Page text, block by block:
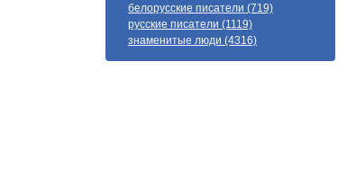
белорусские писатели (719)
русские писатели (1119)
знаменитые люди (4316)